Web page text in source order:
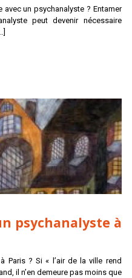
un psychanalyste ? Entamer
peut devenir nécessaire
psychanalyste à
Paris ? Si « l’air de la ville rend
il n’en demeure pas moins que